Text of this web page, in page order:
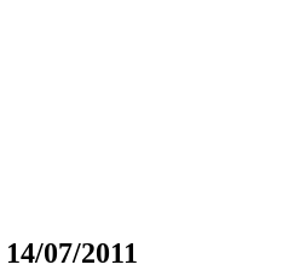
14/07/2011